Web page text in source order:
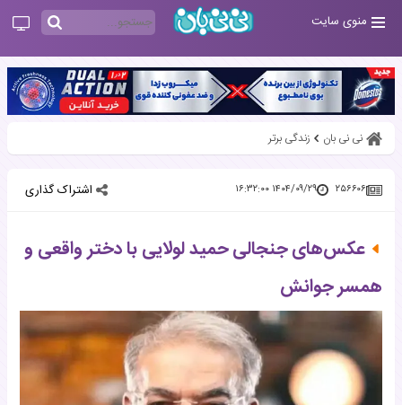
منوی سایت
نی نی بان زندگی برتر
۲۵۶۶۰۶ ۱۴۰۴/۰۹/۲۹ ۱۶:۳۲:۰۰ اشتراک گذاری
عکس‌های جنجالی حمید لولایی با دختر واقعی و
همسر جوانش